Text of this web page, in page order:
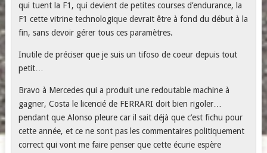
qui tuent la F1, qui devient de petites courses d’endurance, la
F1 cette vitrine technologique devrait être à fond du début à la
fin, sans devoir gérer tous ces paramètres.
Inutile de préciser que je suis un tifoso de coeur depuis tout
petit…
Bravo à Mercedes qui a produit une redoutable machine à
gagner, Costa le licencié de FERRARI doit bien rigoler…
pendant que Alonso pleure car il sait déjà que c’est fichu pour
cette année, et ce ne sont pas les commentaires politiquement
correct qui vont me faire penser que cette écurie espère